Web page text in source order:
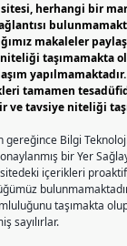
herhangi bir
makaleler
taşımamakta
tamamen
ve tavsiye niteliği
gereğince Bilgi
bir Yer
içerikleri
taşımakta
sayılırlar.